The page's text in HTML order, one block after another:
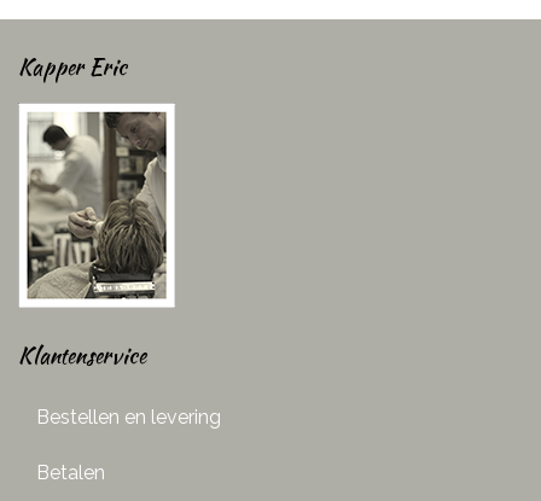
Kapper Eric
Klantenservice
Bestellen en levering
Betalen